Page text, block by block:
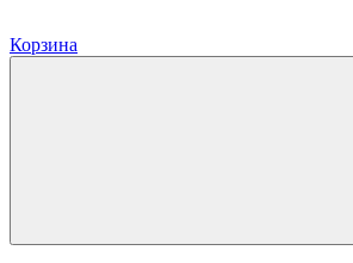
Корзина